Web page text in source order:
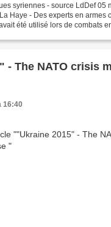
syriennes - source LdDef 05
Haye - Des experts en armes
été utilisé lors de combats
- The NATO crisis
16:40